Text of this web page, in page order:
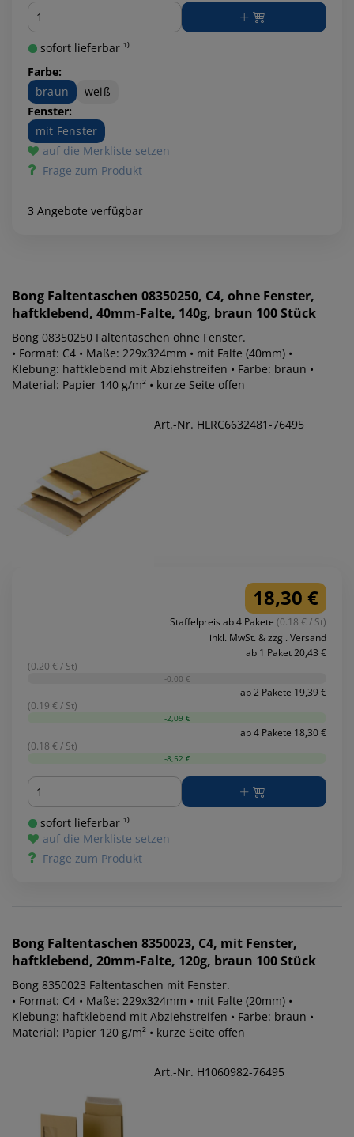
Menge
sofort lieferbar ¹⁾
Farbe:
braun
weiß
Fenster:
mit Fenster
auf die Merkliste setzen
Frage zum Produkt
3 Angebote verfügbar
Bong Faltentaschen 08350250, C4, ohne Fenster,
haftklebend, 40mm-Falte, 140g, braun 100 Stück
Bong 08350250 Faltentaschen ohne Fenster.
• Format: C4 • Maße: 229x324mm • mit Falte (40mm) •
Klebung: haftklebend mit Abziehstreifen • Farbe: braun •
Material: Papier 140 g/m² • kurze Seite offen
Art.-Nr. HLRC6632481-76495
18,30 €
Staffelpreis ab 4 Pakete (0.18 € / St)
inkl. MwSt. & zzgl. Versand
ab 1 Paket 20,43 €
(0.20 € / St)
-0,00 €
ab 2 Pakete 19,39 €
(0.19 € / St)
-2,09 €
ab 4 Pakete 18,30 €
(0.18 € / St)
-8,52 €
Menge
sofort lieferbar ¹⁾
auf die Merkliste setzen
Frage zum Produkt
Bong Faltentaschen 8350023, C4, mit Fenster,
haftklebend, 20mm-Falte, 120g, braun 100 Stück
Bong 8350023 Faltentaschen mit Fenster.
• Format: C4 • Maße: 229x324mm • mit Falte (20mm) •
Klebung: haftklebend mit Abziehstreifen • Farbe: braun •
Material: Papier 120 g/m² • kurze Seite offen
Art.-Nr. H1060982-76495